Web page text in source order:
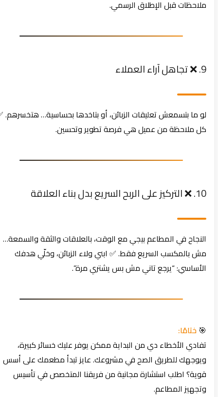
ملاحظات قبل الإطلاق الرسمي.
لو ما بتسمعش تعليقات الزبائن، أو بتاخدها بحساسية… هتخسرهم. ✅
كل ملاحظة من عميل هي فرصة تطوير وتحسين.
النجاح في المطاعم بيجي مع الوقت، بالعلاقات والثقة والسمعة…
مش بالمكسب السريع فقط. ✅ ابني ولاء الزبائن، وخلّي هدفك
الأساسي: “يرجع تاني مش بس يشتري مرة”.
ختامًا:
تفادي الأخطاء دي من البداية ممكن يوفر عليك خسائر كبيرة،
ويوجهك للطريق الصح في مشروعك. عايز تبدأ مطعمك على أسس
قوية؟ اطلب استشارة مجانية من فريقنا المتخصص في تأسيس
وتجهيز المطاعم.